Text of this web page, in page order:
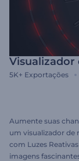
Visualizador
5K+ Exportações
Aumente suas
um visualizador de
com Luzes
imagens